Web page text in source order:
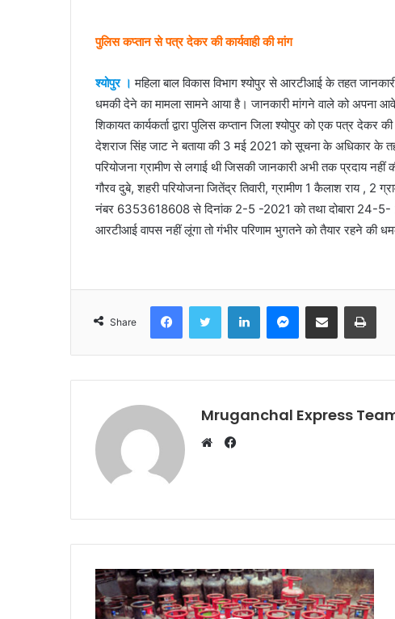
पुलिस कप्तान से पत्र देकर की कार्यवाही की मांग
श्योपुर । महिला बाल विकास विभाग श्योपुर से आरटीआई के तहत
धमकी देने का मामला सामने आया है। जानकारी मांगने वाले को अपना
शिकायत कार्यकर्ता द्वारा पुलिस कप्तान जिला श्योपुर को एक पत्र देकर
देशराज सिंह जाट ने बताया की 3 मई 2021 को सूचना के अधिकार के
परियोजना ग्रामीण से लगाई थी जिसकी जानकारी अभी तक प्रदाय
गौरव दुबे, शहरी परियोजना जितेंद्र तिवारी, ग्रामीण 1 कैलाश राय ,
नंबर 6353618608 से दिनांक 2-5 -2021 को तथा दोबारा 24-
आरटीआई वापस नहीं लूंगा तो गंभीर परिणाम भुगतने को तैयार रहने की
Share
FacebookTwitter LinkedInMessenger
Share via Email Print
Mruganchal Express
Facebook